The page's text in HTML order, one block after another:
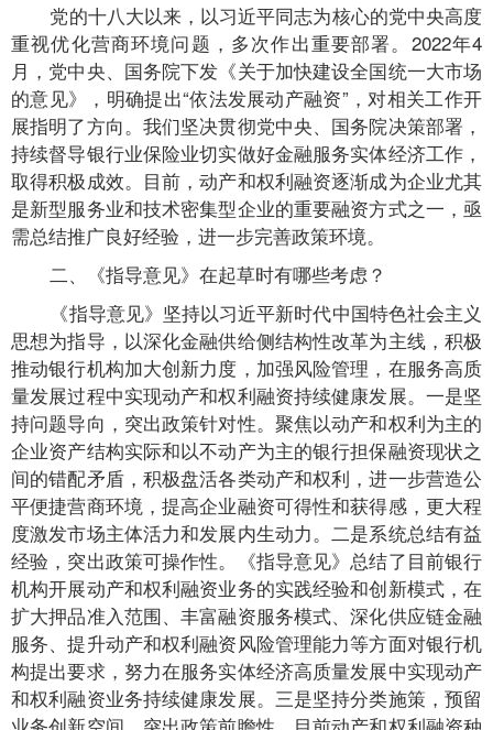
党的十八大以来，以习近平同志为核心的党中央高度
重视优化营商环境问题，多次作出重要部署。2022年4
月，党中央、国务院下发《关于加快建设全国统一大市场
的意见》，明确提出“依法发展动产融资”，对相关工作开
展指明了方向。我们坚决贯彻党中央、国务院决策部署，
持续督导银行业保险业切实做好金融服务实体经济工作，
取得积极成效。目前，动产和权利融资逐渐成为企业尤其
是新型服务业和技术密集型企业的重要融资方式之一，亟
需总结推广良好经验，进一步完善政策环境。
二、《指导意见》在起草时有哪些考虑？
《指导意见》坚持以习近平新时代中国特色社会主义
思想为指导，以深化金融供给侧结构性改革为主线，积极
推动银行机构加大创新力度，加强风险管理，在服务高质
量发展过程中实现动产和权利融资持续健康发展。一是坚
持问题导向，突出政策针对性。聚焦以动产和权利为主的
企业资产结构实际和以不动产为主的银行担保融资现状之
间的错配矛盾，积极盘活各类动产和权利，进一步营造公
平便捷营商环境，提高企业融资可得性和获得感，更大程
度激发市场主体活力和发展内生动力。二是系统总结有益
经验，突出政策可操作性。《指导意见》总结了目前银行
机构开展动产和权利融资业务的实践经验和创新模式，在
扩大押品准入范围、丰富融资服务模式、深化供应链金融
服务、提升动产和权利融资风险管理能力等方面对银行机
构提出要求，努力在服务实体经济高质量发展中实现动产
和权利融资业务持续健康发展。三是坚持分类施策，预留